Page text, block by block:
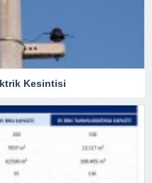
Kesintisi